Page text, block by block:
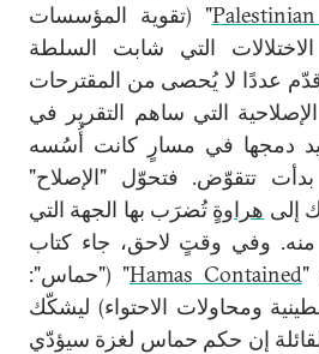
" (تقوية المؤسسات
الاختلالات التي شابت السلطة
عددًا لا يُحصى من المقترحات
الإصلاحية التي ساهم التقرير في
دمجها في مسارٍ كانت أُسُسه
تتقوّض. فتحوّل "الإصلاح"
إلى هراوةٍ تُضرَب بها الجهة التي
وفي وقتٍ لاحق، جاء كتاب
"
Hamas Contained" ("حماس":
ومحاولات الاحتواء) ليشكّك
إن حكم حماس لغزة سيؤدّي